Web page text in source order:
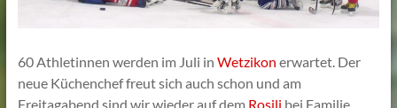
60 Athletinnen werden im Juli in Wetzikon erwartet. Der
neue Küchenchef freut sich auch schon und am
Freitagabend sind wir wieder auf dem Rosili bei Familie